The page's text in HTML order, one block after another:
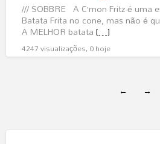
/// SOBBRE A C’mon Fritz é uma
Batata Frita no cone, mas não é
A MELHOR batata[…]
4247 visualizações, 0 hoje
← →